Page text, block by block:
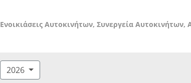
Ενοικιάσεις Αυτοκινήτων, Συνεργεία
2026